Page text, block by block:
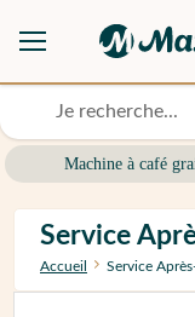
Machine à café
Service
Accueil Service